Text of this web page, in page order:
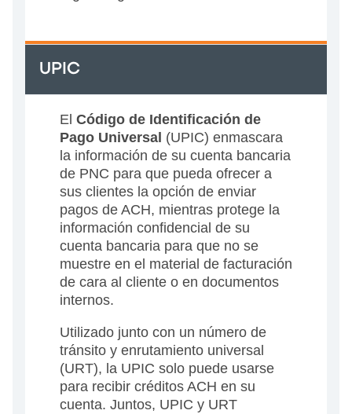
UPIC
El Código de Identificación de
Pago Universal (UPIC) enmascara
la información de su cuenta bancaria
de PNC para que pueda ofrecer a
sus clientes la opción de enviar
pagos de ACH, mientras protege la
información confidencial de su
cuenta bancaria para que no se
muestre en el material de facturación
de cara al cliente o en documentos
internos.
Utilizado junto con un número de
tránsito y enrutamiento universal
(URT), la UPIC solo puede usarse
para recibir créditos ACH en su
cuenta. Juntos, UPIC y URT